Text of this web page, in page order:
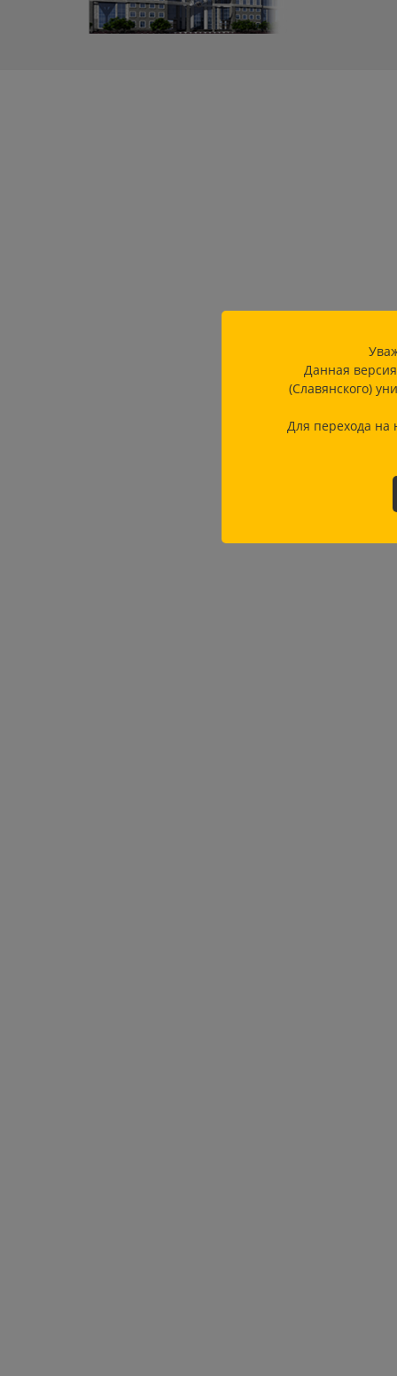
Данная
(Славянского)
Для перехода на